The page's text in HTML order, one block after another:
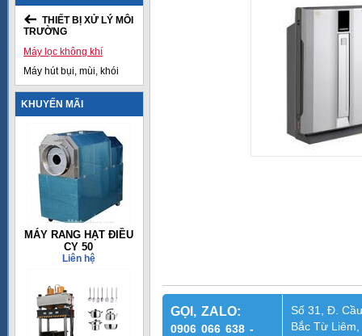
THIẾT BỊ XỬ LÝ MÔI
TRƯỜNG
Máy lọc không khí
Máy hút bụi, mùi, khói
KHUYẾN MÃI
MÁY RANG HẠT ĐIỀU
CY 50
Liên hệ
GỌI, ZALO:
0906 066 638 -
Số 31, Đ.
Bắc Từ